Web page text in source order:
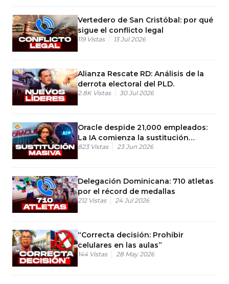
Vertedero de San Cristóbal: por qué
sigue el conflicto legal
119 Vistas 13 Jul 2026
Alianza Rescate RD: Análisis de la
derrota electoral del PLD.
2.8K Vistas 30 Jul 2026
Oracle despide 21,000 empleados:
La IA comienza la sustitución
masiva
823 Vistas 23 Jun 2026
Delegación Dominicana: 710 atletas
por el récord de medallas
212 Vistas 24 Jul 2026
“Correcta decisión: Prohibir
celulares en las aulas”
144 Vistas 28 May 2026